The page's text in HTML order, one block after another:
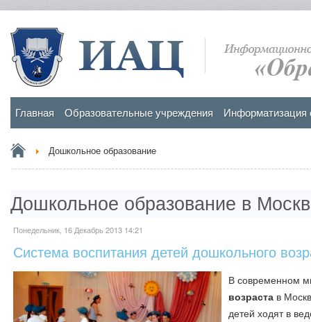
Главная Образовательные учреждения Информатизация
Дошкольное образование
Дошкольное образование в
Понедельник, 16 Декабрь 2013 14:21
Система воспитания детей дошкольного
В современном
возраста в
детей ходят в